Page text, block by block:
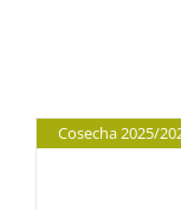
Cosecha 2025/